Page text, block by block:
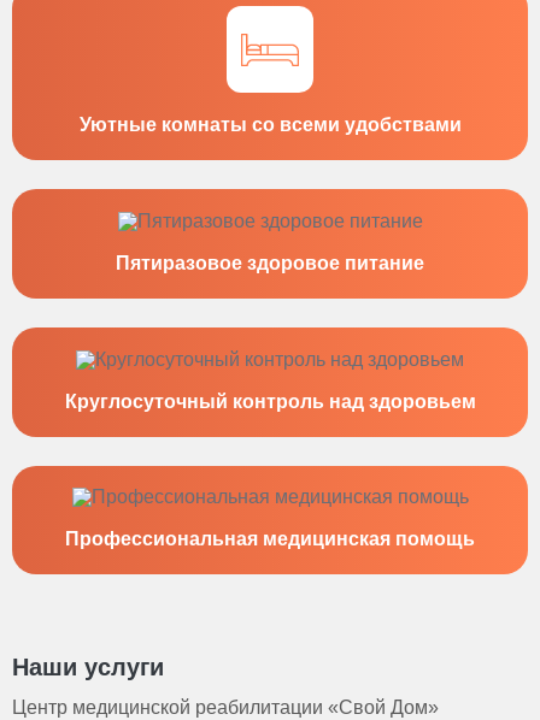
Уютные комнаты со всеми удобствами
Пятиразовое здоровое питание
Круглосуточный контроль над здоровьем
Профессиональная медицинская помощь
Наши услуги
Центр медицинской реабилитации «Свой Дом»